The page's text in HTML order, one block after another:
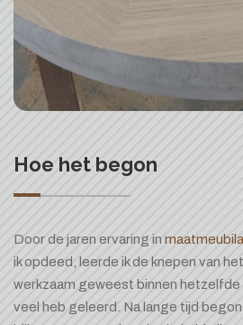
Hoe het begon
Door de jaren ervaring in
ik opdeed, leerde ik de knepen van
werkzaam geweest binnen hetzelfde
veel heb geleerd. Na lange tijd